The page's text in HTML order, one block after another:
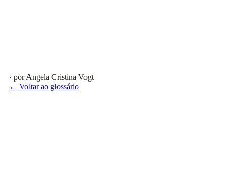
· por Angela Cristina Vogt
← Voltar ao glossário